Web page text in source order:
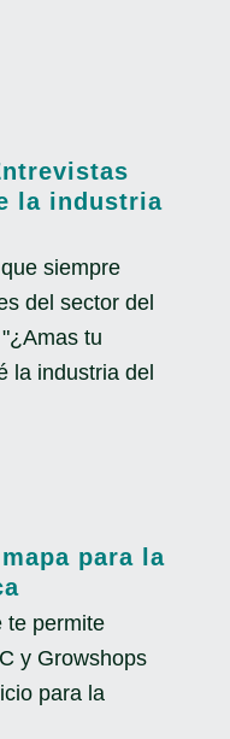
la industria
siempre
del sector del
tu
la industria del
para la
te permite
y Growshops
para la